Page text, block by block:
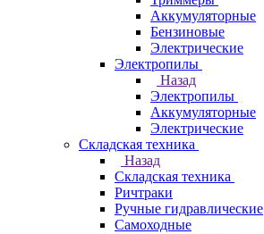
Аккумуляторные
Бензиновые
Электрические
Электропилы
Назад
Электропилы
Аккумуляторные
Электрические
Складская техника
Назад
Складская техника
Ричтраки
Ручные гидравлические
Самоходные